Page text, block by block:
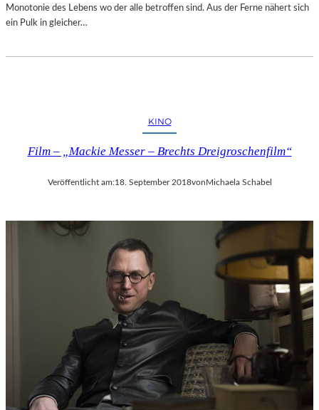
Monotonie des Lebens wo der alle betroffen sind. Aus der Ferne nähert sich
ein Pulk in gleicher…
KINO
Film – „Mackie Messer – Brechts Dreigroschenfilm“
Veröffentlicht am:18. September 2018vonMichaela Schabel